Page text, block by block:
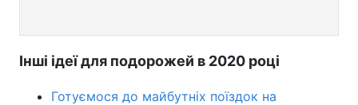
Інші ідеї для подорожей в 2020 році
Готуємося до майбутніх поїздок на